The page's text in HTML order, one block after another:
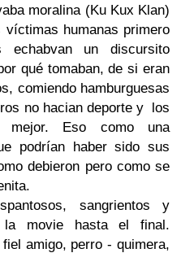
moralina (Ku Kux Klan)
humanas primero
echabvan un discursito
qué tomaban, de si eran
comiendo hamburguesas
no hacian deporte y los
mejor. Eso como una
podrían haber sido sus
debieron pero como se
sangrientos y
la movie hasta el final.
amigo, perro - quimera,